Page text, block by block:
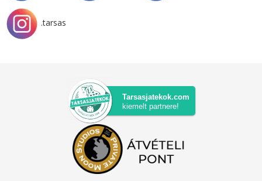
.tarsas
Tarsasjatekok.com
kiemelt partnere!